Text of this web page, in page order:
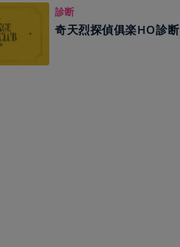
診断
奇天烈探偵俱楽HO診断